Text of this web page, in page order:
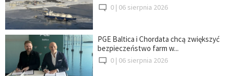
0 | 06 sierpnia 2026
PGE Baltica i Chordata chcą zwiększyć
bezpieczeństwo farm w...
0 | 06 sierpnia 2026